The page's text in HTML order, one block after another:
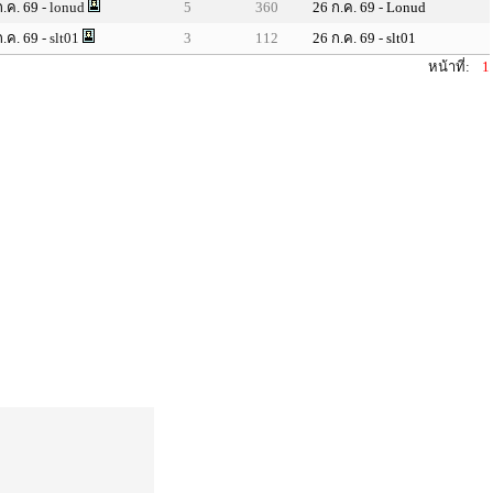
ค. 69 - lonud 5 360 26 ก.ค. 69 - Lonud
ค. 69 - slt01 3 112 26 ก.ค. 69 - slt01
หน้าที่:
1